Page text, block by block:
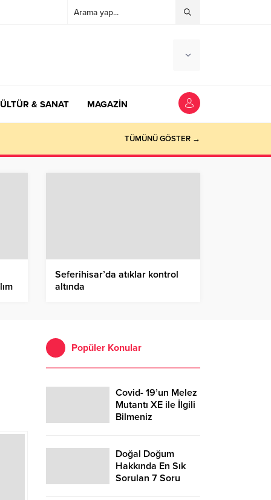
& SANAT MAGAZİN
TÜMÜNÜ GÖSTER →
Seferihisar’da atıklar kontrol
altında
Popüler Konular
Covid- 19’un Melez
Mutantı XE ile İlgili
Bilmeniz
Doğal Doğum
Hakkında En Sık
Sorulan 7 Soru